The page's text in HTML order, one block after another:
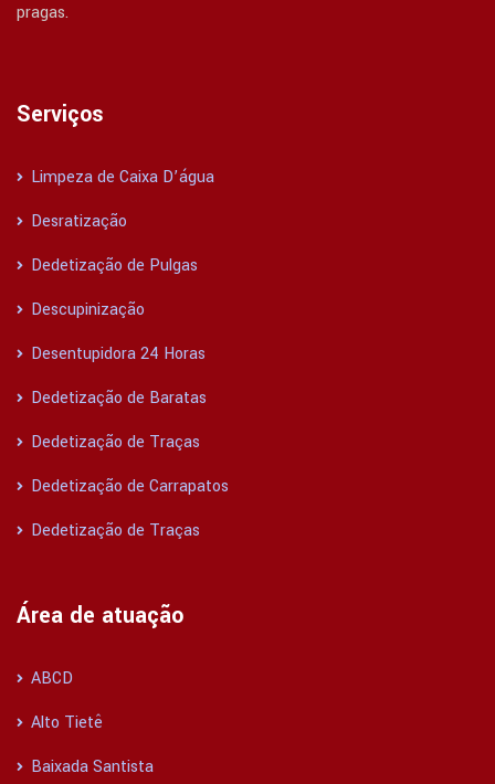
pragas.
Serviços
Limpeza de Caixa D’água
Desratização
Dedetização de Pulgas
Descupinização
Desentupidora 24 Horas
Dedetização de Baratas
Dedetização de Traças
Dedetização de Carrapatos
Dedetização de Traças
Área de atuação
ABCD
Alto Tietê
Baixada Santista